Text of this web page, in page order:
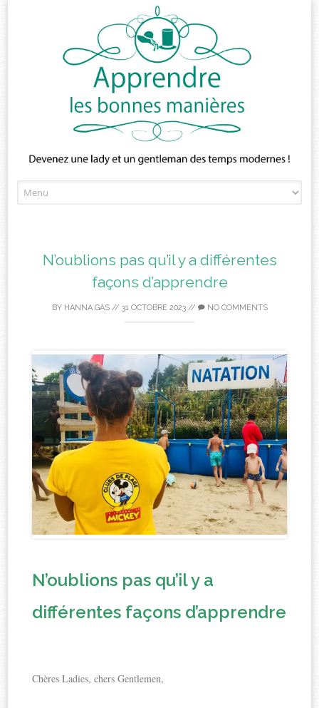
to
N’oublions pas qu’il y a différentes
façons d’apprendre
BY HANNA GAS// 31 OCTOBRE 2023// NO COMMENTS
N’oublions pas qu’il y a
différentes façons d’apprendre
Chères Ladies, chers Gentlemen,